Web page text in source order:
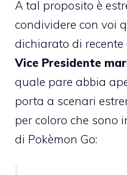
A tal proposito è
condividere con voi
dichiarato di recente
Vice Presidente
quale pare abbia
porta a scenari
per coloro che sono
di Pokèmon Go: